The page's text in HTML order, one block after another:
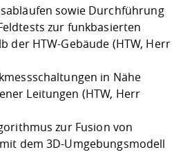
sowie Durchführung
zur funkbasierten
der HTW-Gebäude (HTW, Herr
in Nähe
Leitungen (HTW, Herr
zur Fusion von
dem 3D-Umgebungsmodell